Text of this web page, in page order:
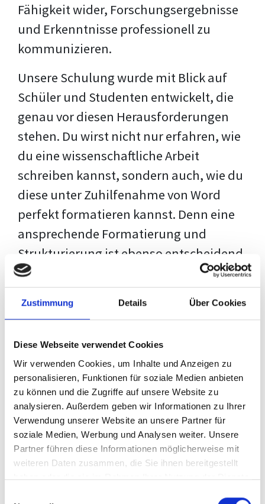
Zustimmung Details Über Cookies
Diese Webseite verwendet Cookies
Wir verwenden Cookies, um Inhalte und Anzeigen zu
personalisieren, Funktionen für soziale Medien anbieten
zu können und die Zugriffe auf unsere Website zu
analysieren. Außerdem geben wir Informationen zu Ihrer
Verwendung unserer Website an unsere Partner für
soziale Medien, Werbung und Analysen weiter. Unsere
Partner führen diese Informationen möglicherweise mit
weiteren Daten zusammen, die Sie ihnen bereitgestellt
haben oder die sie im Rahmen Ihrer Nutzung der Dienste
Fähigkeit wider, Forschungsergebnisse
und Erkenntnisse professionell zu
kommunizieren.
Unsere Schulung wurde mit Blick auf
Schüler und Studenten entwickelt, die
genau vor diesen Herausforderungen
stehen. Du wirst nicht nur erfahren, wie
du eine wissenschaftliche Arbeit
schreiben kannst, sondern auch, wie du
diese unter Zuhilfenahme von Word
perfekt formatieren kannst. Denn eine
ansprechende Formatierung und
Strukturierung ist ebenso entscheidend
wie der Inhalt selbst. Jeder Prüfer hat
eigene Erwartungen, und unsere
Schulung ist so konzipiert, dass sie dir
deiner individuellen Vorlage zeigt,
anstatt eine Einheitslösung zu bieten.
Der Prozess des wissenschaftlichen
Schreibens kann ohne das richtige
Wissen eine große Herausforderung
darstellen. Jedoch, ausgestattet mit
denTechniken und Strategiendieses
Kurses, wird die Formatierung deiner